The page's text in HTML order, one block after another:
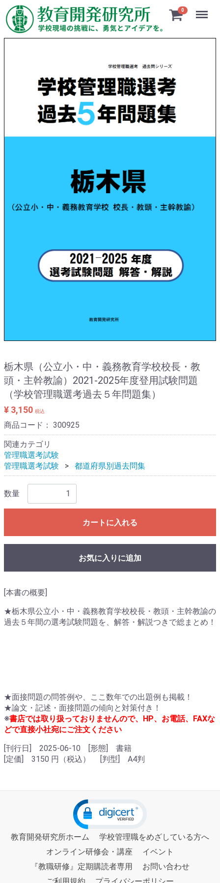
0 Menu
栃木県（公立小・中・義務教育学校校長・教
頭・主幹教諭）2021-2025年度登用試験問題
（学校管理職選考過去５年問題集）
¥ 3,150 税込
商品コード： 300925
関連カテゴリ
管理職選考試験
管理職選考試験
都道府県別過去問集
数量
カートに入れる
お気に入りに追加
[本書の概要]
★栃木県公立小・中・義務教育学校校長・教頭・主幹教諭の
過去５年間の選考試験問題を、解答・解説つきで総まとめ！
★面接問題の問答例や、ここ数年での出題例も掲載！
★論文・記述・面接問題の傾向と対策付き！
※書店では取り扱っておりませんので、HP、お電話、FAXな
どで直接小社宛にご注文ください
[刊行日] 2025-06-10 [形態] 書籍
[定価] 3150 円（税込） [判型] A4判
教育開発研究所ホーム
学校管理職をめざしている方へ
オンライン研修会・講座
イベント
『教職研修』定期購読者専用
お問い合わせ